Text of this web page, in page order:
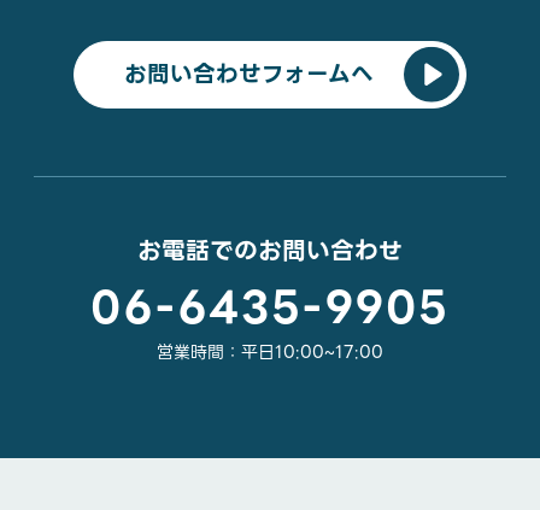
お問い合わせフォームへ
お電話でのお問い合わせ
06-6435-9905
営業時間：平日10:00~17:00